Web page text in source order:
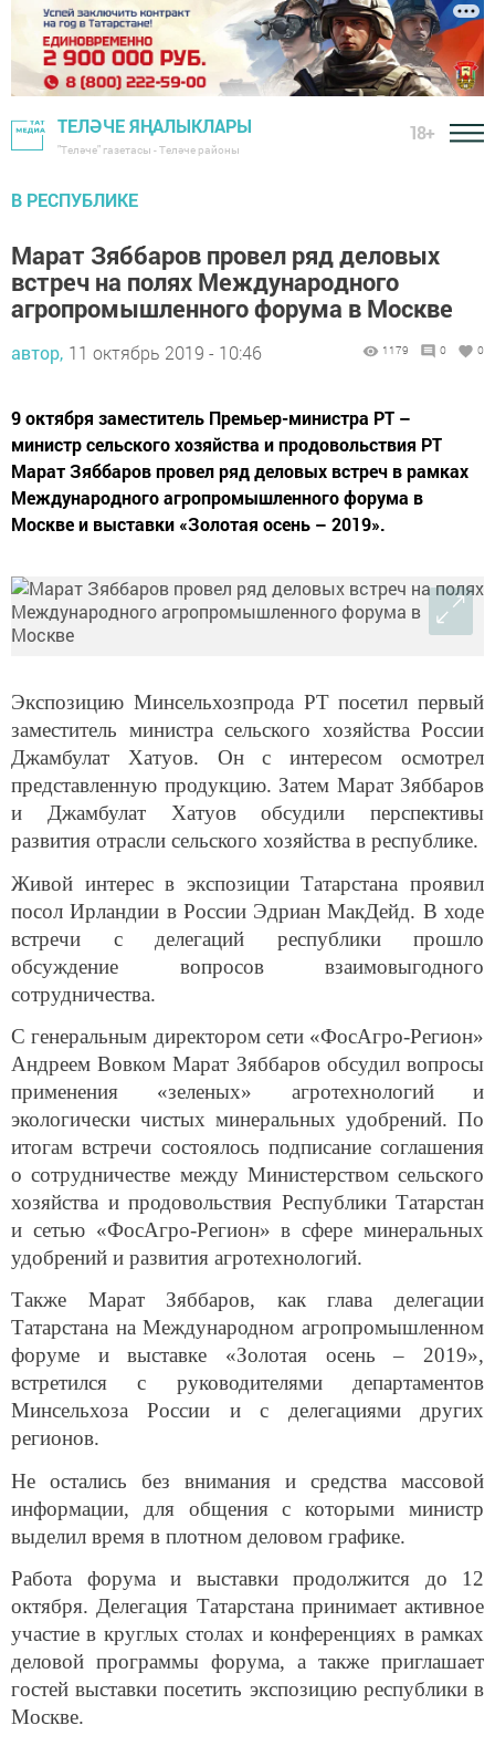
ТЕЛӘЧЕ ЯҢАЛЫКЛАРЫ
"Теләче" газетасы - Теләче районы
18+
В РЕСПУБЛИКЕ
Марат Зяббаров провел ряд деловых
встреч на полях Международного
агропромышленного форума в Москве
автор, 11 октябрь 2019 - 10:46 1179 0 0
9 октября заместитель Премьер-министра РТ –
министр сельского хозяйства и продовольствия РТ
Марат Зяббаров провел ряд деловых встреч в рамках
Международного агропромышленного форума в
Москве и выставки «Золотая осень – 2019».
Экспозицию Минсельхозпрода РТ посетил первый
заместитель министра сельского хозяйства России
Джамбулат Хатуов. Он с интересом осмотрел
представленную продукцию. Затем Марат Зяббаров
и Джамбулат Хатуов обсудили перспективы
развития отрасли сельского хозяйства в республике.
Живой интерес в экспозиции Татарстана проявил
посол Ирландии в России Эдриан МакДейд. В ходе
встречи с делегаций республики прошло
обсуждение вопросов взаимовыгодного
сотрудничества.
С генеральным директором сети «ФосАгро-Регион»
Андреем Вовком Марат Зяббаров обсудил вопросы
применения «зеленых» агротехнологий и
экологически чистых минеральных удобрений. По
итогам встречи состоялось подписание соглашения
о сотрудничестве между Министерством сельского
хозяйства и продовольствия Республики Татарстан
и сетью «ФосАгро-Регион» в сфере минеральных
удобрений и развития агротехнологий.
Также Марат Зяббаров, как глава делегации
Татарстана на Международном агропромышленном
форуме и выставке «Золотая осень – 2019»,
встретился с руководителями департаментов
Минсельхоза России и с делегациями других
регионов.
Не остались без внимания и средства массовой
информации, для общения с которыми министр
выделил время в плотном деловом графике.
Работа форума и выставки продолжится до 12
октября. Делегация Татарстана принимает активное
участие в круглых столах и конференциях в рамках
деловой программы форума, а также приглашает
гостей выставки посетить экспозицию республики в
Москве.